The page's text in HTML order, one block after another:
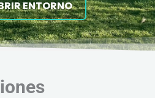
ENTORNO